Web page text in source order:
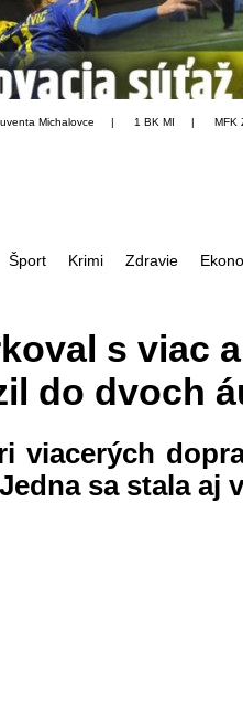
Michalovce | 1 BK MI | MFK
Šport Krimi Zdravie
s viac
do dvoch
viacerých
sa stala aj